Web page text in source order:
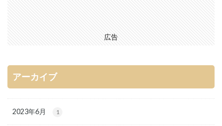
広告
アーカイブ
2023年6月 1